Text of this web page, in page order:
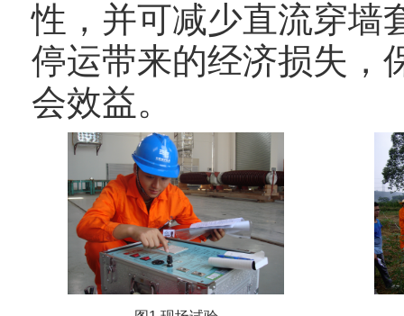
性，并可减少直流穿墙
停运带来的经济损失，
会效益。